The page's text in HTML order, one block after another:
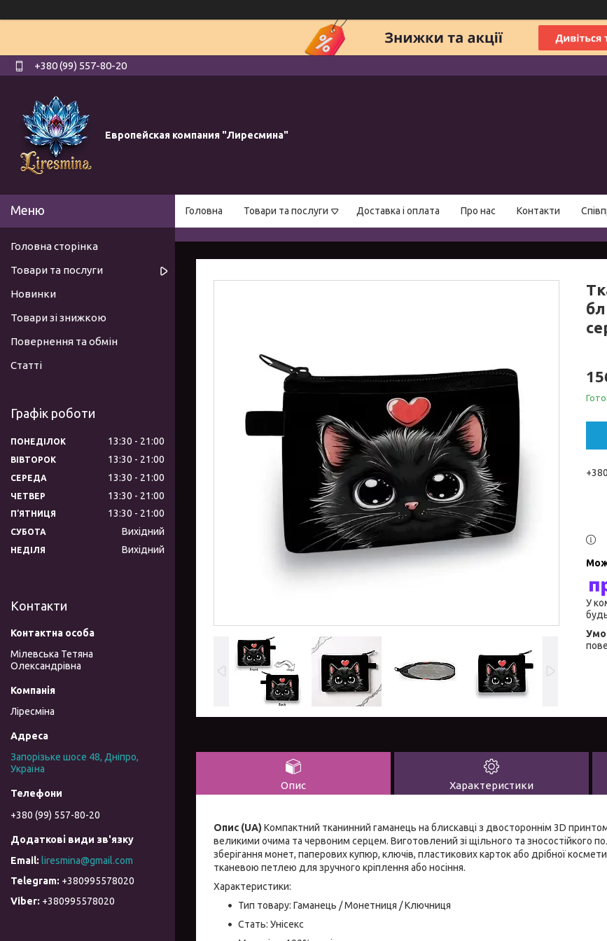
+380 (99) 557-80-20
Европейская компания "Лиресмина"
Головна Товари та послуги Доставка і оплата Про нас Контакти
У
Опис Характеристики
Опис (UA) Компактний тканинний гаманець на блискавці з двостороннім 3D
великими очима та червоним серцем. Виготовлений зі щільного та зносостійкого
зберігання монет, паперових купюр, ключів, пластикових карток або дрібної
тканевою петлею для зручного кріплення або носіння.
Характеристики:
Тип товару: Гаманець / Монетниця / Ключниця
Стать: Унісекс
Головна сторінка
Товари та послуги
Новинки
Товари зі знижкою
Повернення та обмін
Статті
Графік роботи
ПОНЕДІЛОК 13:30 21:00
ВІВТОРОК 13:30 21:00
СЕРЕДА 13:30 21:00
ЧЕТВЕР 13:30 21:00
ПʼЯТНИЦЯ 13:30 21:00
СУБОТА Вихідний
НЕДІЛЯ Вихідний
Контакти
Мілевська Тетяна
Олександрівна
Ліресміна
Запорізьке шосе 48, Дніпро,
Україна
+380 (99) 557-80-20
liresmina@gmail.com
+380995578020
+380995578020